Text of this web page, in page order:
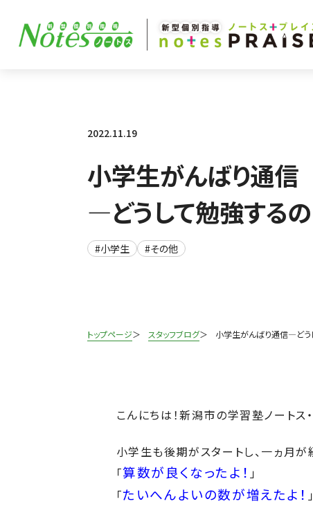
2022.11.19
小学生がんばり通信
―どうして勉強する
#小学生 #その他
トップページ スタッフブログ 小学生がんばり通信―どう
こんにちは！新潟市の学習塾ノート
小学生も後期がスタートし、一ヵ月
「算数が良くなったよ！ 」
「たいへんよいの数が増えたよ！ 」